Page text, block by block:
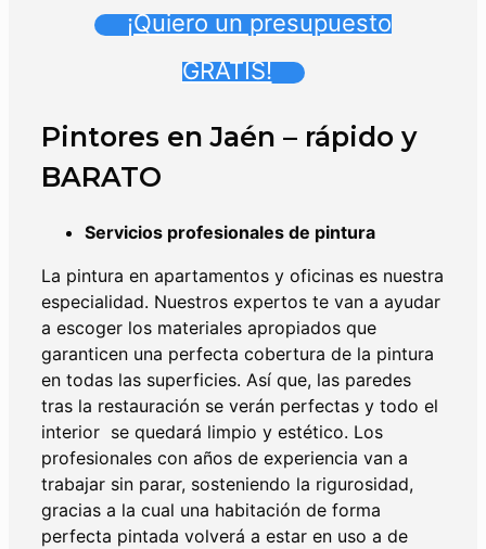
¡Quiero un presupuesto
GRATIS!
Pintores en Jaén – rápido y
BARATO
Servicios profesionales de pintura
La pintura en apartamentos y oficinas es nuestra
especialidad. Nuestros expertos te van a ayudar
a escoger los materiales apropiados que
garanticen una perfecta cobertura de la pintura
en todas las superficies. Así que, las paredes
tras la restauración se verán perfectas y todo el
interior se quedará limpio y estético. Los
profesionales con años de experiencia van a
trabajar sin parar, sosteniendo la rigurosidad,
gracias a la cual una habitación de forma
perfecta pintada volverá a estar en uso a de